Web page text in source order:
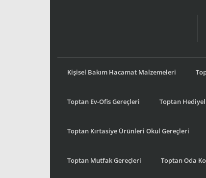
Kişisel Bakım Hacamat Malzemeleri
Toptan Ev-Ofis Gereçleri Toptan
Toptan Kırtasiye Ürünleri Okul Gereçleri
Toptan Mutfak Gereçleri Toptan Oda